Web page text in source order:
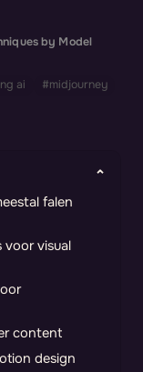
by Model
ai #midjourney
falen
voor visual
content
design